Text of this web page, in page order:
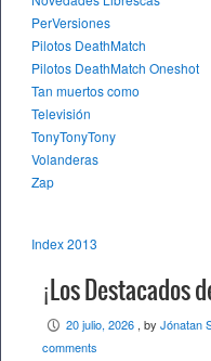
PerVersiones
Pilotos DeathMatch
Pilotos DeathMatch Oneshot
Tan muertos como
Televisión
TonyTonyTony
Volanderas
Zap
Index 2013
¡Los Destacados
P 20 julio, 2026 , by Jónatan
comments